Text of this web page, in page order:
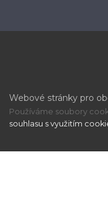
Webové stránky pro
Používáme soubory
souhlasu s využitím